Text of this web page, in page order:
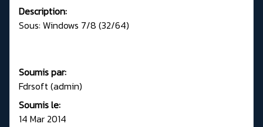
Description:
Sous: Windows 7/8 (32/64)
Soumis par:
Fdrsoft (admin)
Soumis le:
14 Mar 2014